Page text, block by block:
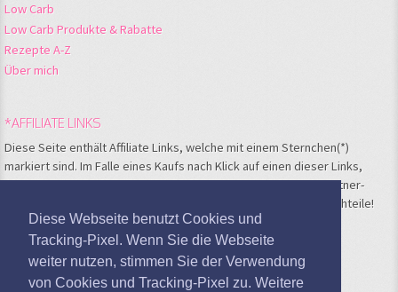
Diese Webseite benutzt Cookies und
Tracking-Pixel. Wenn Sie die Webseite
weiter nutzen, stimmen Sie der Verwendung
von Cookies und Tracking-Pixel zu. Weitere
Low Carb
Low Carb Produkte & Rabatte
Rezepte A-Z
Über mich
*AFFILIATE LINKS
Diese Seite enthält Affiliate Links, welche mit einem Sternchen(*)
markiert sind. Im Falle eines Kaufs nach Klick auf einen dieser Links,
bekomme ich eine kleine Verkaufsprovision vom jeweiligen Partner-
Shop. Für Dich entstehen hierbei keinerlei Kosten und oder Nachteile!
META
Anmelden